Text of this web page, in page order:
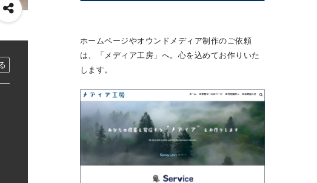
ホームページやオウンドメディア制作のご依頼
は、「メディア工房」へ。心を込めてお作りいた
します。